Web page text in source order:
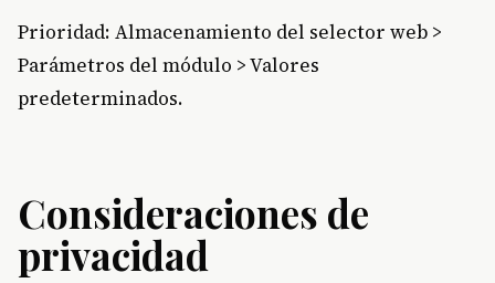
Prioridad: Almacenamiento del selector web >
Parámetros del módulo > Valores
predeterminados.
Consideraciones de
privacidad